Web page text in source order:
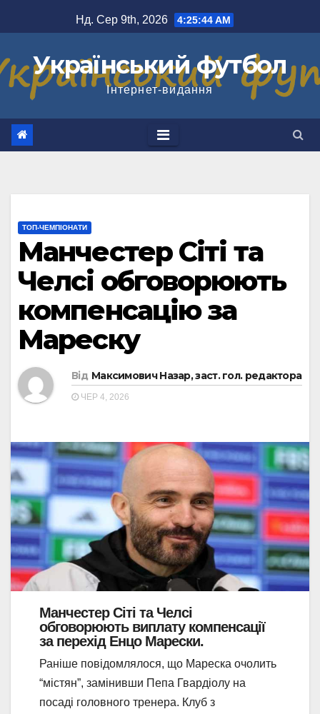
до
Нд. Сер 9th, 2026 4:25:44 AM
Український футбол
Інтернет-видання
ТОП-ЧЕМПІОНАТИ
Манчестер Сіті та
Челсі обговорюють
компенсацію за
Мареску
Від Максимович Назар, заст. гол. редактора
ЧЕР 4, 2026
Манчестер Сіті та Челсі
обговорюють виплату компенсації
за перехід Енцо Марески.
Раніше повідомлялося, що Мареска очолить
“містян”, замінивши Пепа Гвардіолу на
посаді головного тренера. Клуб з